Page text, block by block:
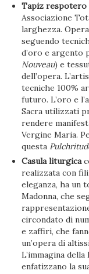
Tapiz respotero
Associazione
larghezza.
seguendo
d’oro e
Nouveau) e
dell’opera.
tecniche 100%
futuro. L’oro e
Sacra utilizzati
rendere
Vergine Maria.
questa
Casula liturgica
realizzata con fili
eleganza, ha un
Madonna, che
circondato di
e zaffiri, che
un’opera di
L’immagina
enfatizzano la